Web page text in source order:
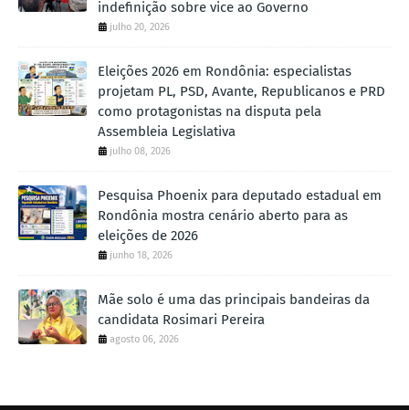
indefinição sobre vice ao Governo
julho 20, 2026
Eleições 2026 em Rondônia: especialistas
projetam PL, PSD, Avante, Republicanos e PRD
como protagonistas na disputa pela
Assembleia Legislativa
julho 08, 2026
Pesquisa Phoenix para deputado estadual em
Rondônia mostra cenário aberto para as
eleições de 2026
junho 18, 2026
Mãe solo é uma das principais bandeiras da
candidata Rosimari Pereira
agosto 06, 2026